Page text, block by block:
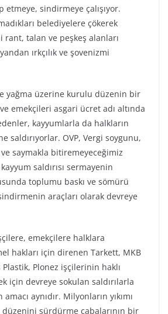
etmeye, sindirmeye çalışıyor.
belediyelere çökerek
rant, talan ve peşkeş alanları
ırkçılık ve şovenizmi
yağma üzerine kurulu düzenin bir
emekçileri asgari ücret adı altında
kayyumlarla da halkların
saldırıyorlar. OVP, Vergi soygunu,
saymakla bitiremeyeceğimiz
saldırısı sermayenin
toplumu baskı ve sömürü
araçları olarak devreye
emekçilere halklara
hakları için direnen Tarkett, MKB
Plonez işçilerinin haklı
için devreye sokulan saldırılarla
amacı aynıdır. Milyonların yıkımı
sürdürme çabalarının bir